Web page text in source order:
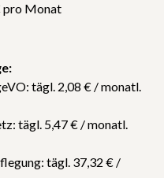
pro Monat
tägl. 2,08 € / monatl.
tägl. 5,47 € / monatl.
tägl. 37,32 € /